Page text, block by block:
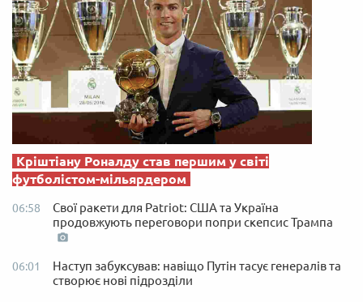
Кріштіану Роналду став першим у світі
футболістом-мільярдером
06:58
Свої ракети для Patriot: США та Україна
продовжують переговори попри скепсис Трампа
06:01
Наступ забуксував: навіщо Путін тасує генералів та
створює нові підрозділи